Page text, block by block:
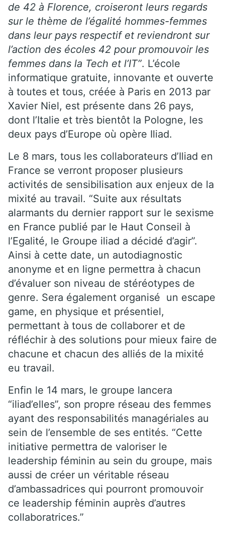
de 42 à Florence, croiseront leurs regards
sur le thème de l’égalité hommes-femmes
dans leur pays respectif et reviendront sur
l’action des écoles 42 pour promouvoir les
femmes dans la Tech et l’IT”. L’école
informatique gratuite, innovante et ouverte
à toutes et tous, créée à Paris en 2013 par
Xavier Niel, est présente dans 26 pays,
dont l’Italie et très bientôt la Pologne, les
deux pays d’Europe où opère Iliad.
Le 8 mars, tous les collaborateurs d’Iliad en
France se verront proposer plusieurs
activités de sensibilisation aux enjeux de la
mixité au travail. “Suite aux résultats
alarmants du dernier rapport sur le sexisme
en France publié par le Haut Conseil à
l’Egalité, le Groupe iliad a décidé d’agir”.
Ainsi à cette date, un autodiagnostic
anonyme et en ligne permettra à chacun
d’évaluer son niveau de stéréotypes de
genre. Sera également organisé un escape
game, en physique et présentiel,
permettant à tous de collaborer et de
réfléchir à des solutions pour mieux faire de
chacune et chacun des alliés de la mixité
eu travail.
Enfin le 14 mars, le groupe lancera
“iliad’elles”, son propre réseau des femmes
ayant des responsabilités managériales au
sein de l’ensemble de ses entités. “Cette
initiative permettra de valoriser le
leadership féminin au sein du groupe, mais
aussi de créer un véritable réseau
d’ambassadrices qui pourront promouvoir
ce leadership féminin auprès d’autres
collaboratrices.”